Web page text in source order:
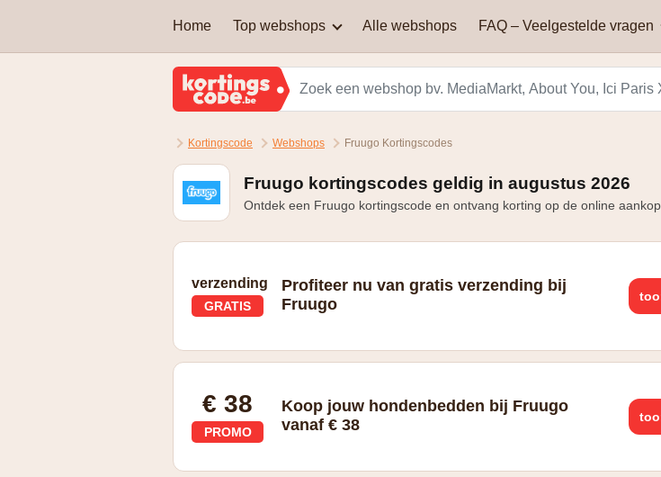
Home Top webshops
AEG AliExpress Aqualibi
Martin's Hotels
Samsung Smeg Vanden
Alle webshops FAQ – Veelgestelde vragen
Welke soort kortingscodes
zijn er?
Waar kan je kortingscodes
vinden?
Waarom
Kan je een kortingscode
combineren om nog extra
korting te krijgen?
Hoe bereken je korting?
kortingen
Kortingscode Webshops Fruugo Kortingscodes
Fruugo kortingscodes geldig in augustus 2026
Ontdek een Fruugo kortingscode en ontvang korting op de online
verzending
GRATIS
Profiteer nu van gratis verzending bij
Fruugo
€ 38
PROMO
Koop jouw hondenbedden bij Fruugo
vanaf € 38